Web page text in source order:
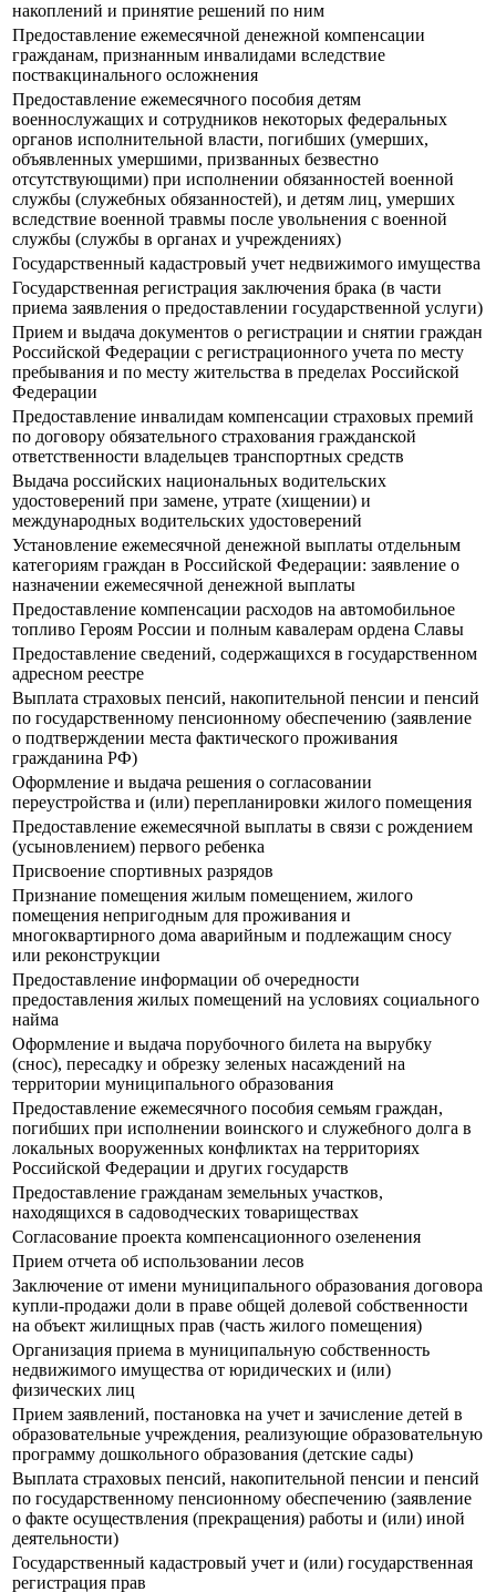
накоплений и принятие решений по ним
Предоставление ежемесячной денежной компенсации
гражданам, признанным инвалидами вследствие
поствакцинального осложнения
Предоставление ежемесячного пособия детям
военнослужащих и сотрудников некоторых федеральных
органов исполнительной власти, погибших (умерших,
объявленных умершими, призванных безвестно
отсутствующими) при исполнении обязанностей военной
службы (служебных обязанностей), и детям лиц, умерших
вследствие военной травмы после увольнения с военной
службы (службы в органах и учреждениях)
Государственный кадастровый учет недвижимого имущества
Государственная регистрация заключения брака (в части
приема заявления о предоставлении государственной услуги)
Прием и выдача документов о регистрации и снятии граждан
Российской Федерации с регистрационного учета по месту
пребывания и по месту жительства в пределах Российской
Федерации
Предоставление инвалидам компенсации страховых премий
по договору обязательного страхования гражданской
ответственности владельцев транспортных средств
Выдача российских национальных водительских
удостоверений при замене, утрате (хищении) и
международных водительских удостоверений
Установление ежемесячной денежной выплаты отдельным
категориям граждан в Российской Федерации: заявление о
назначении ежемесячной денежной выплаты
Предоставление компенсации расходов на автомобильное
топливо Героям России и полным кавалерам ордена Славы
Предоставление сведений, содержащихся в государственном
адресном реестре
Выплата страховых пенсий, накопительной пенсии и пенсий
по государственному пенсионному обеспечению (заявление
о подтверждении места фактического проживания
гражданина РФ)
Оформление и выдача решения о согласовании
переустройства и (или) перепланировки жилого помещения
Предоставление ежемесячной выплаты в связи с рождением
(усыновлением) первого ребенка
Присвоение спортивных разрядов
Признание помещения жилым помещением, жилого
помещения непригодным для проживания и
многоквартирного дома аварийным и подлежащим сносу
или реконструкции
Предоставление информации об очередности
предоставления жилых помещений на условиях социального
найма
Оформление и выдача порубочного билета на вырубку
(снос), пересадку и обрезку зеленых насаждений на
территории муниципального образования
Предоставление ежемесячного пособия семьям граждан,
погибших при исполнении воинского и служебного долга в
локальных вооруженных конфликтах на территориях
Российской Федерации и других государств
Предоставление гражданам земельных участков,
находящихся в садоводческих товариществах
Согласование проекта компенсационного озеленения
Прием отчета об использовании лесов
Заключение от имени муниципального образования договора
купли-продажи доли в праве общей долевой собственности
на объект жилищных прав (часть жилого помещения)
Организация приема в муниципальную собственность
недвижимого имущества от юридических и (или)
физических лиц
Прием заявлений, постановка на учет и зачисление детей в
образовательные учреждения, реализующие образовательную
программу дошкольного образования (детские сады)
Выплата страховых пенсий, накопительной пенсии и пенсий
по государственному пенсионному обеспечению (заявление
о факте осуществления (прекращения) работы и (или) иной
деятельности)
Государственный кадастровый учет и (или) государственная
регистрация прав